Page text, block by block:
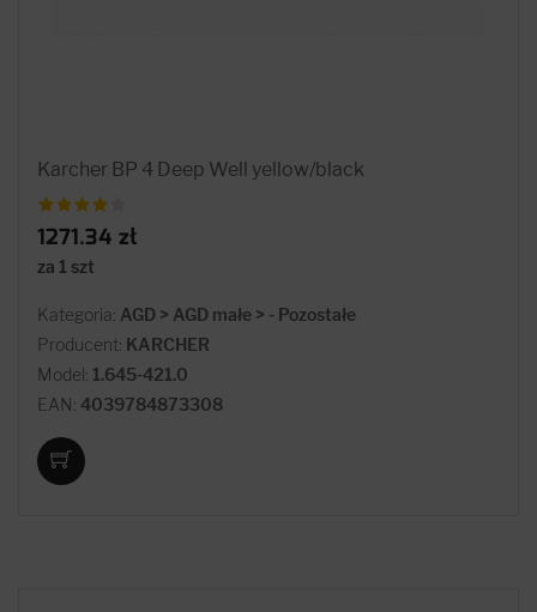
Karcher BP 4 Deep Well yellow/black
1271.34 zł
za 1 szt
Kategoria: AGD > AGD małe > - Pozostałe
Producent: KARCHER
Model: 1.645-421.0
EAN: 4039784873308